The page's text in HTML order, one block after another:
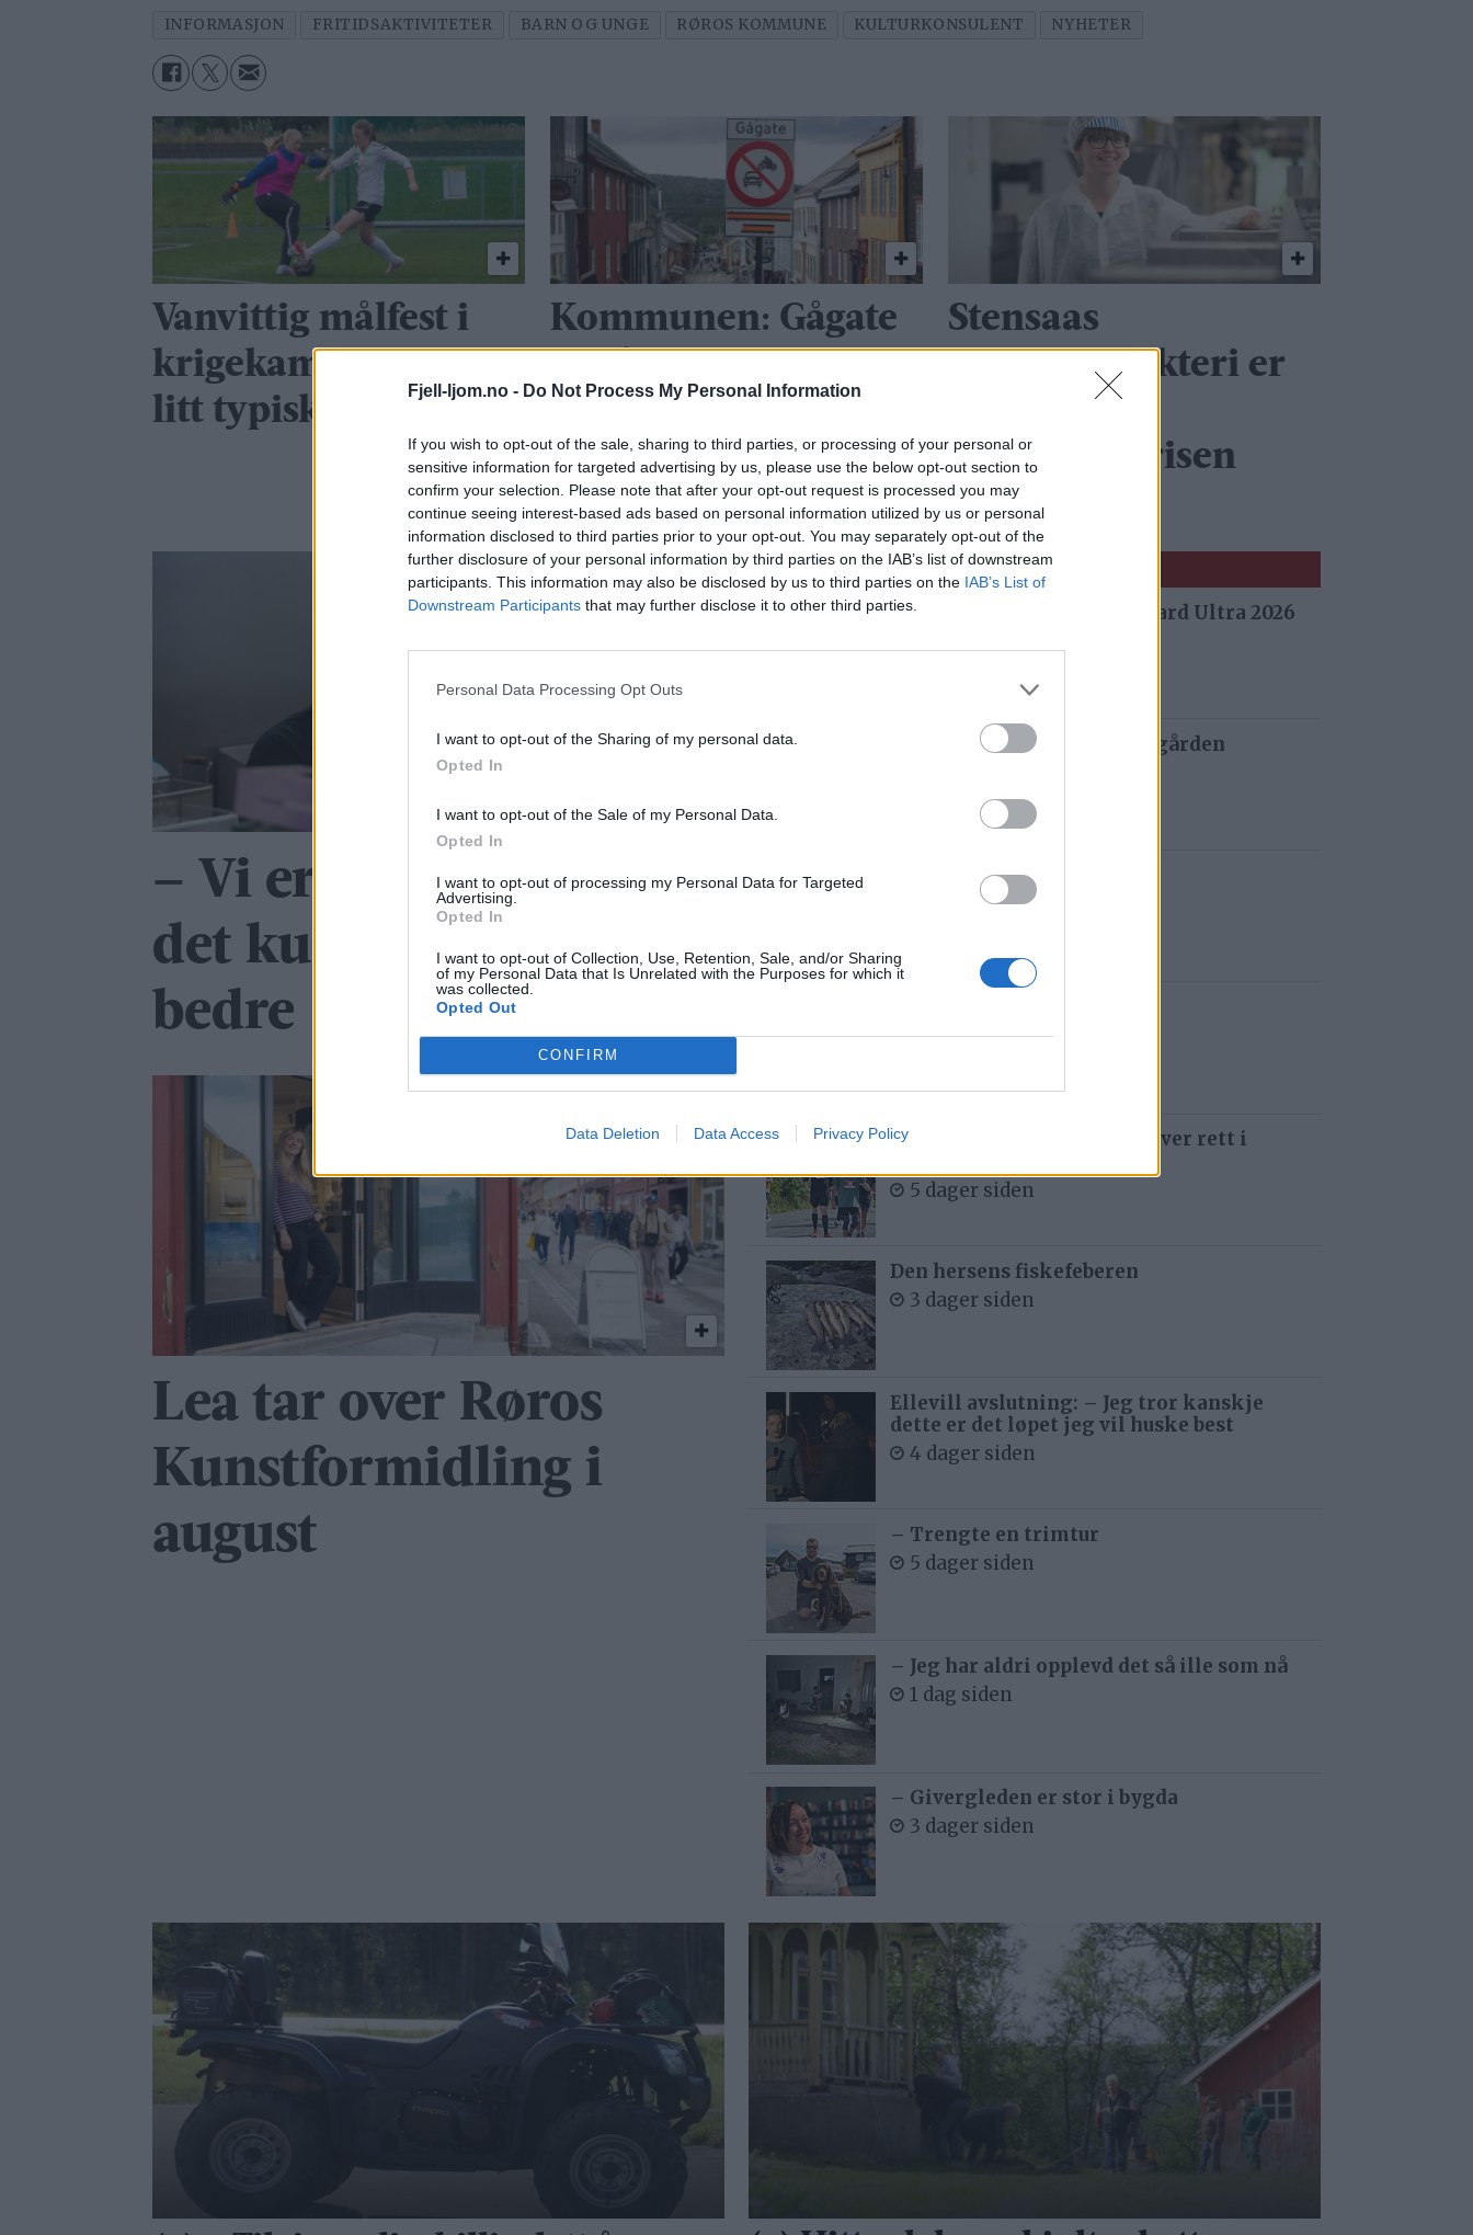
Fjell-ljom.no - Do Not Process My Personal Information
If you wish to opt-out of the sale, sharing to third parties, or processing of your personal or
sensitive information for targeted advertising by us, please use the below opt-out section to
confirm your selection. Please note that after your opt-out request is processed you may
continue seeing interest-based ads based on personal information utilized by us or personal
information disclosed to third parties prior to your opt-out. You may separately opt-out of the
further disclosure of your personal information by third parties on the IAB’s list of downstream
participants. This information may also be disclosed by us to third parties on the IAB’s List of
Downstream Participants that may further disclose it to other third parties.
Personal Data Processing Opt Outs
I want to opt-out of the Sharing of my personal data.
Opted In
I want to opt-out of the Sale of my Personal Data.
Opted In
I want to opt-out of processing my Personal Data for Targeted
Advertising.
Opted In
I want to opt-out of Collection, Use, Retention, Sale, and/or Sharing
of my Personal Data that Is Unrelated with the Purposes for which it
was collected.
Opted Out
CONFIRM
Data Deletion Data Access Privacy Policy
INFORMASJON FRITIDSAKTIVITETER BARN OG UNGE RØROS KOMMUNE KULTURKONSULENT NYHETER
Vanvittig målfest i
krigekamp: – Det er
litt typisk oss
Kommunen: Gågate
Stensaas
Reinsdyrslakteri er
Bærekraftprisen
2026
– Vi er fornøyde, men
det kunne ha gått
bedre
Lea tar over Røros
Kunstformidling i
august
Mest lest siste uke:
Se opptak fra Stuggu Backyard Ultra 2026
Med spett og tau redder de gården
Bjørn felt i Gauldalen
1 dag siden
6 dager siden
– Det var som å kjøre ti kniver rett i
5 dager siden
Den hersens fiskefeberen
3 dager siden
Ellevill avslutning: – Jeg tror kanskje
dette er det løpet jeg vil huske best
4 dager siden
– Trengte en trimtur
5 dager siden
– Jeg har aldri opplevd det så ille som nå
1 dag siden
– Givergleden er stor i bygda
3 dager siden